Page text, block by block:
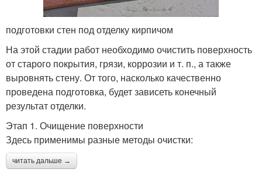
подготовки стен под отделку кирпичом
На этой стадии работ необходимо очистить поверхность
от старого покрытия, грязи, коррозии и т. п., а также
выровнять стену. От того, насколько качественно
проведена подготовка, будет зависеть конечный
результат отделки.
Этап 1. Очищение поверхности
Здесь применимы разные методы очистки:
читать дальше →